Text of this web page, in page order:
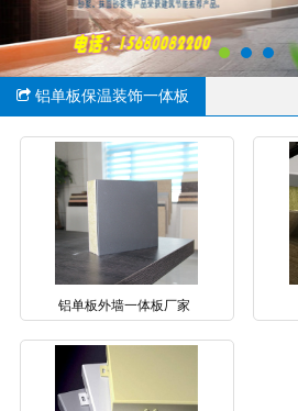
铝单板保温装饰一体板
铝单板外墙一体板厂家